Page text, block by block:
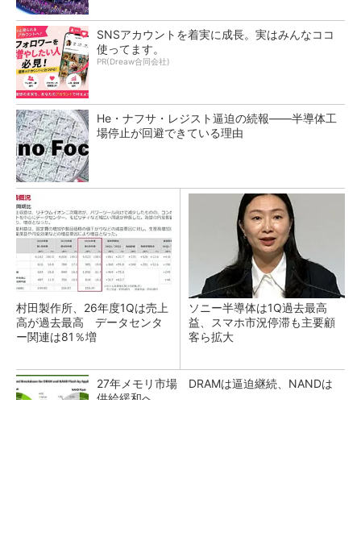
SNSアカウントを着実に成長。実はみんなココ
使ってます。
PR(Dreaw合同会社)
He・ナフサ・レジスト逼迫の続報――半導体工
場停止が回避できている理由
村田製作所、26年度1Qは売上
高が過去最高 データセンタ
ー関連は81％増
ソニー半導体は1Q過去最高
益、スマホ市況停滞も主要顧
客ら拡大
27年メモリ市場 DRAMは逼迫継続、NANDは
供給緩和へ